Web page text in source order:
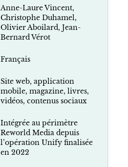
Anne-Laure Vincent,
Christophe Duhamel,
Olivier Aboilard, Jean-
Bernard Vérot
Français
Site web, application
mobile, magazine, livres,
vidéos, contenus sociaux
Intégrée au périmètre
Reworld Media depuis
l’opération Unify finalisée
en 2022